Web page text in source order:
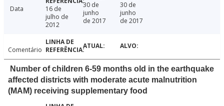
Data
16 de
julho de
2012
30 de
junho
de 2017
30 de
junho
de 2017
Comentário
Number of children 6-59 months old in the earthquake
affected districts with moderate acute malnutrition
(MAM) receiving supplementary food